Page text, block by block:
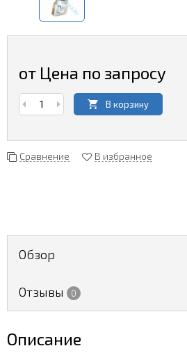
от Цена по запросу
В корзину
Сравнение В избранное
Обзор
Отзывы 0
Описание